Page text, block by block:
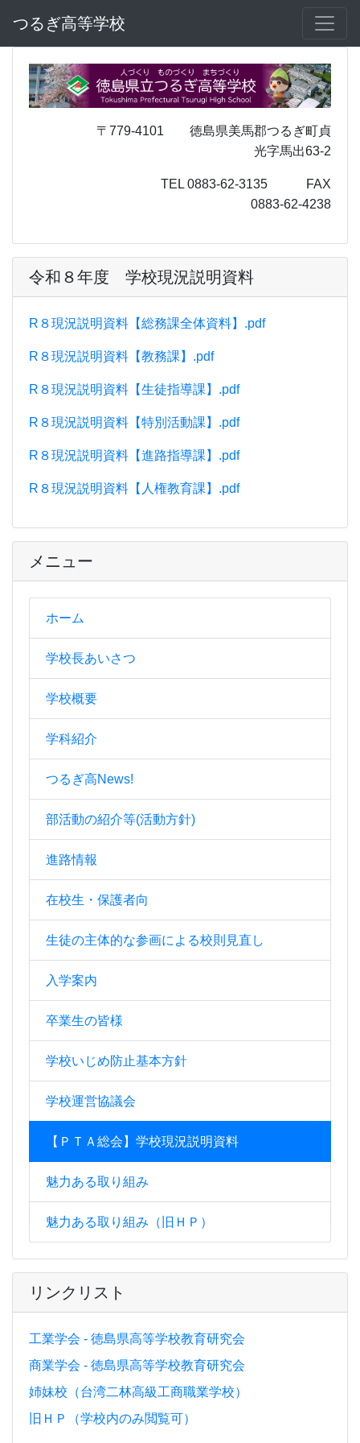
つるぎ高等学校
〒779-4101 徳島県美馬郡つるぎ町貞
光字馬出63-2
TEL 0883-62-3135 FAX
0883-62-4238
メニュー
ホーム
学校長あいさつ
学校概要
学科紹介
つるぎ高News!
部活動の紹介等(活動方針)
進路情報
在校生・保護者向
生徒の主体的な参画による校則見直し
入学案内
卒業生の皆様
学校いじめ防止基本方針
学校運営協議会
【ＰＴＡ総会】学校現況説明資料
魅力ある取り組み
魅力ある取り組み（旧ＨＰ）
リンクリスト
工業学会 - 徳島県高等学校教育研究会
商業学会 - 徳島県高等学校教育研究会
姉妹校（台湾二林高級工商職業学校）
旧ＨＰ（学校内のみ閲覧可）
令和８年度 学校現況説明資料
R８現況説明資料【総務課全体資料】.pdf
R８現況説明資料【教務課】.pdf
R８現況説明資料【生徒指導課】.pdf
R８現況説明資料【特別活動課】.pdf
R８現況説明資料【進路指導課】.pdf
R８現況説明資料【人権教育課】.pdf